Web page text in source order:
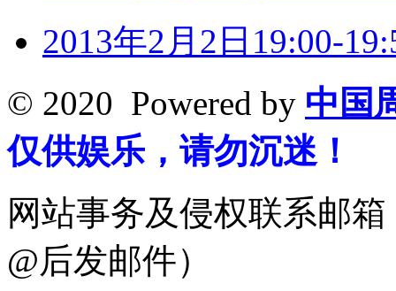
2013年2月2日19:00-
© 2020 Powered by 中国
仅供娱乐，请勿沉迷！
网站事务及侵权联系邮箱
@后发邮件）